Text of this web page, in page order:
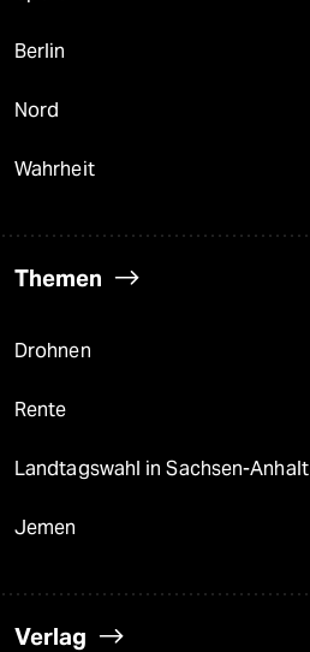
Berlin
Nord
Wahrheit
Themen
Drohnen
Rente
Landtagswahl in Sachsen-Anhalt
Jemen
Verlag